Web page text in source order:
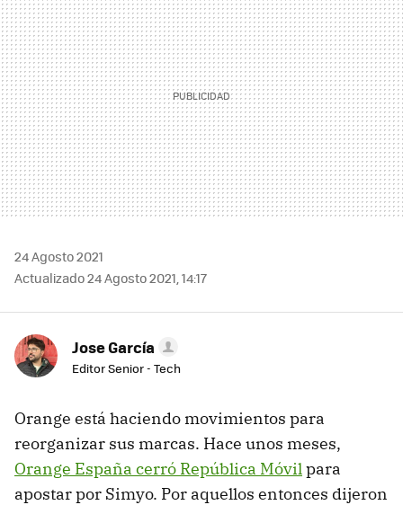
24 Agosto 2021
Actualizado 24 Agosto 2021, 14:17
Jose García
Editor Senior - Tech
Orange está haciendo movimientos para
reorganizar sus marcas. Hace unos meses,
Orange España cerró República Móvilpara
apostar por Simyo. Por aquellos entonces dijeron